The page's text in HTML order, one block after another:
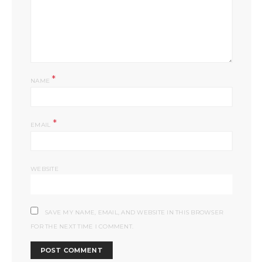
NAME*
EMAIL *
WEBSITE
SAVE MY NAME, EMAIL, AND WEBSITE IN THIS BROWSER
FOR THE NEXT TIME I COMMENT.